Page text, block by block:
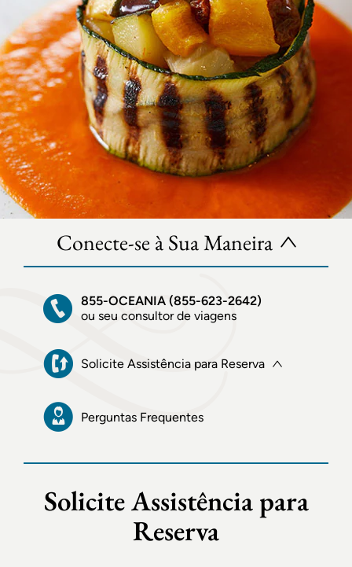
Conecte-se à Sua Maneira
855-OCEANIA (855-623-2642)
ou seu consultor de viagens
Solicite Assistência para Reserva
Perguntas Frequentes
Solicite Assistência para
Reserva